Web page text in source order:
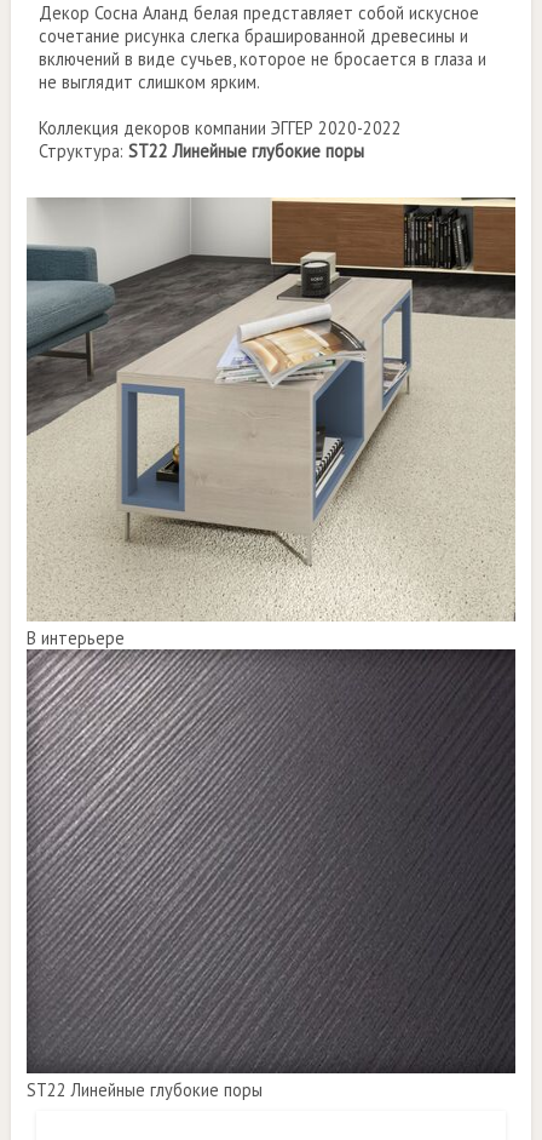
Декор Сосна Аланд белая представляет собой искусное
сочетание рисунка слегка брашированной древесины и
включений в виде сучьев, которое не бросается в глаза и
не выглядит слишком ярким.
Коллекция декоров компании ЭГГЕР 2020-2022
Структура:ST22 Линейные глубокие поры
В интерьере
ST22 Линейные глубокие поры